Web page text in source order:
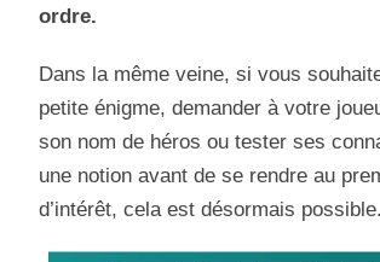
ordre.
Dans la même veine, si vous
petite énigme, demander à votre
son nom de héros ou tester ses
une notion avant de se rendre au
d’intérêt, cela est désormais possible.